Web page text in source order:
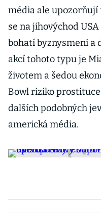
média ale upozorňují
se na jihovýchod
bohatí byznysmeni a
akcí tohoto typu je
životem a šedou
Bowl riziko
dalších podobných
americká média.